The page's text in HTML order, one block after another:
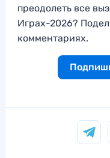
преодолеть все
Играх-2026?
комментариях.